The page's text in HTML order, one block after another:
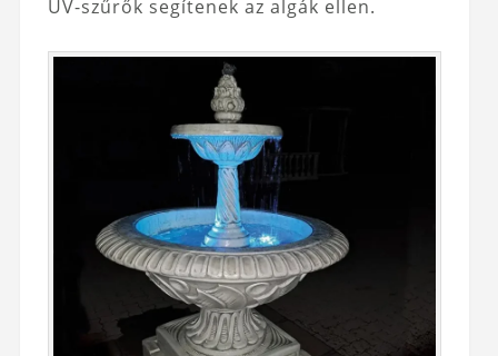
UV-szűrők segítenek az algák ellen.